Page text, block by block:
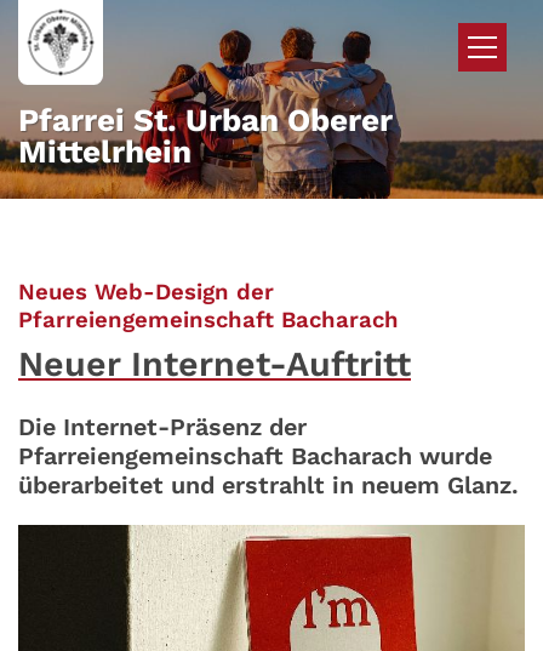
Zum Inhalt springen
Pfarrei St. Urban Oberer
Mittelrhein
Neues Web-Design der
Pfarreiengemeinschaft Bacharach
Neuer Internet-Auftritt
Die Internet-Präsenz der
Pfarreiengemeinschaft Bacharach wurde
überarbeitet und erstrahlt in neuem Glanz.